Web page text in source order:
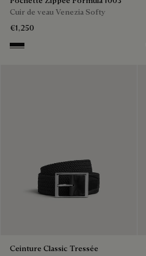
Cuir de veau Venezia Softy
€1,250
Nero Grigio
Ceinture Classic Tressée